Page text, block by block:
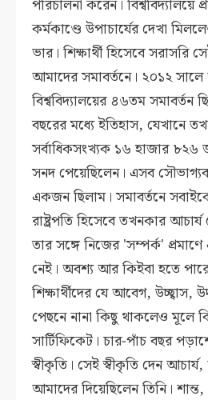
পরিচালনা করেন। বিশ্ববিদ্যালয়ে
কর্মকাণ্ডে উপাচার্যের দেখা
ভার। শিক্ষার্থী হিসেবে সরাসরি
আমাদের সমাবর্তনে। ২০১২ সালে
বিশ্ববিদ্যালয়ের ৪৬তম সমাবর্তন
বছরের মধ্যে ইতিহাস, যেখানে
সর্বাধিকসংখ্যক ১৬ হাজার ৮২৬
সনদ পেয়েছিলেন। এসব
একজন ছিলাম। সমাবর্তনে
রাষ্ট্রপতি হিসেবে তখনকার
তার সঙ্গে নিজের 'সম্পর্ক'
নেই। অবশ্য আর কিইবা হতে
শিক্ষার্থীদের যে আবেগ,
পেছনে নানা কিছু থাকলেও মূলে
সার্টিফিকেট। চার-পাঁচ বছর
স্বীকৃতি। সেই স্বীকৃতি দেন আচার্য,
আমাদের দিয়েছিলেন তিনি।